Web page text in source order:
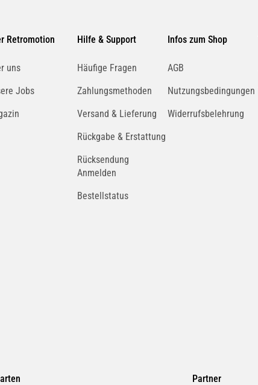
Retromotion
uns
Jobs
Hilfe & Support
Häufige Fragen
Zahlungsmethoden
Versand & Lieferung
Rückgabe & Erstattung
Rücksendung
Anmelden
Bestellstatus
Infos zum Shop
AGB
Nutzungsbedingungen
Widerrufsbelehrung
Partner